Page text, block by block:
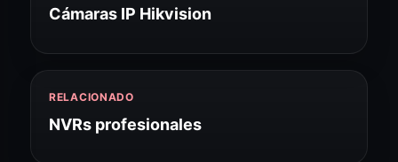
Cámaras IP Hikvision
RELACIONADO
NVRs profesionales